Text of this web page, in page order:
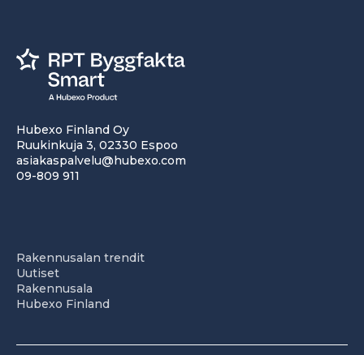
Hubexo Finland Oy
Ruukinkuja 3, 02330 Espoo
asiakaspalvelu@hubexo.com
09-809 911
Rakennusalan trendit
Uutiset
Rakennusala
Hubexo Finland